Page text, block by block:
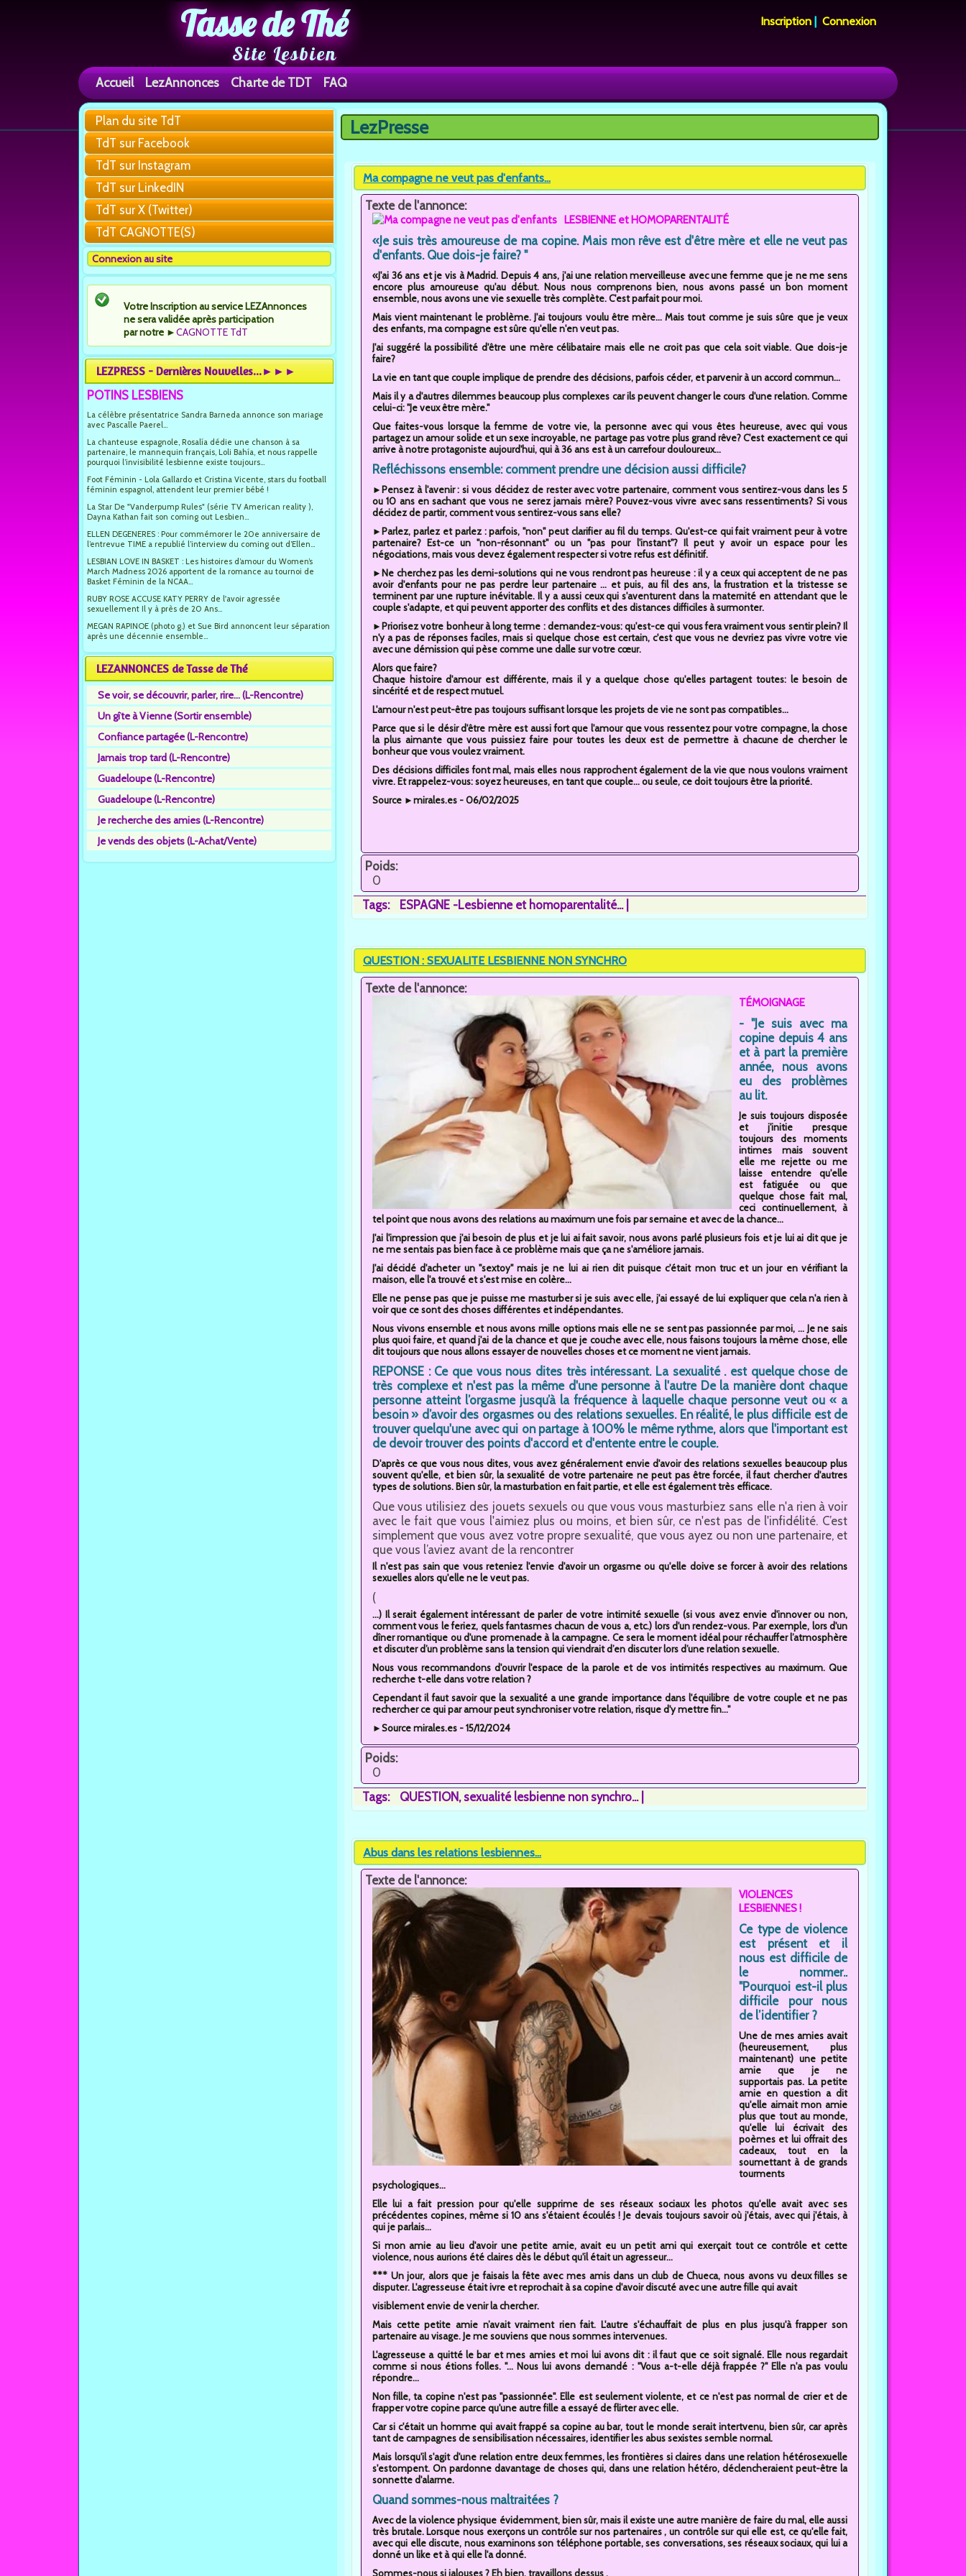
Tasse de Thé
Site Lesbien
Inscription |Connexion
Accueil LezAnnonces Charte de TDT FAQ
Plan du site TdT
TdT sur Facebook
TdT sur Instagram
TdT sur LinkedIN
TdT sur X (Twitter)
TdT CAGNOTTE(S)
Connexion au site
Votre Inscription au service LEZAnnonces
ne sera validée après participation
par notre ►CAGNOTTE TdT
LEZPRESS - Dernières Nouvelles...►►►
POTINS LESBIENS
La célèbre présentatrice Sandra Barneda annonce son mariage
avec Pascalle Paerel...
La chanteuse espagnole, Rosalía dédie une chanson à sa
partenaire, le mannequin français, Loli Bahía, et nous rappelle
pourquoi l’invisibilité lesbienne existe toujours...
Foot Féminin - Lola Gallardo et Cristina Vicente, stars du football
féminin espagnol, attendent leur premier bébé !
La Star De "Vanderpump Rules" (série TV American reality ),
Dayna Kathan fait son coming out Lesbien...
ELLEN DEGENERES : Pour commémorer le 20e anniversaire de
l’entrevue TIME a republié l’interview du coming out d’Ellen...
LESBIAN LOVE IN BASKET : Les histoires d’amour du Women’s
March Madness 2026 apportent de la romance au tournoi de
Basket Féminin de la NCAA...
RUBY ROSE ACCUSE KATY PERRY de l'avoir agressée
sexuellement Il y à près de 20 Ans...
MEGAN RAPINOE (photo g.) et Sue Bird annoncent leur séparation
après une décennie ensemble...
LEZANNONCES de Tasse de Thé
Se voir, se découvrir, parler, rire... (L-Rencontre)
Un gîte à Vienne (Sortir ensemble)
Confiance partagée (L-Rencontre)
Jamais trop tard (L-Rencontre)
Guadeloupe (L-Rencontre)
Guadeloupe (L-Rencontre)
Je recherche des amies (L-Rencontre)
Je vends des objets (L-Achat/Vente)
Vous êtes ici
LezPresse
Ma compagne ne veut pas d'enfants...
Texte de l'annonce:
LESBIENNE et HOMOPARENTALITÉ
«Je suis très amoureuse de ma copine. Mais mon rêve est d'être mère et elle ne veut pas
d'enfants. Que dois-je faire? "
«J'ai 36 ans et je vis à Madrid. Depuis 4 ans, j'ai une relation merveilleuse avec une femme que je ne me sens
encore plus amoureuse qu'au début. Nous nous comprenons bien, nous avons passé un bon moment
ensemble, nous avons une vie sexuelle très complète. C'est parfait pour moi.
Mais vient maintenant le problème. J'ai toujours voulu être mère... Mais tout comme je suis sûre que je veux
des enfants, ma compagne est sûre qu'elle n'en veut pas.
J'ai suggéré la possibilité d'être une mère célibataire mais elle ne croit pas que cela soit viable. Que dois-je
faire?
La vie en tant que couple implique de prendre des décisions, parfois céder, et parvenir à un accord commun...
Mais il y a d'autres dilemmes beaucoup plus complexes car ils peuvent changer le cours d'une relation. Comme
celui-ci: "Je veux être mère."
Que faites-vous lorsque la femme de votre vie, la personne avec qui vous êtes heureuse, avec qui vous
partagez un amour solide et un sexe incroyable, ne partage pas votre plus grand rêve? C'est exactement ce qui
arrive à notre protagoniste aujourd'hui, qui à 36 ans est à un carrefour douloureux...
Refléchissons ensemble: comment prendre une décision aussi difficile?
►Pensez à l'avenir : si vous décidez de rester avec votre partenaire, comment vous sentirez-vous dans les 5
ou 10 ans en sachant que vous ne serez jamais mère? Pouvez-vous vivre avec sans ressentiments? Si vous
décidez de partir, comment vous sentirez-vous sans elle?
►Parlez, parlez et parlez : parfois, "non" peut clarifier au fil du temps. Qu'est-ce qui fait vraiment peur à votre
partenaire? Est-ce un "non-résonnant" ou un "pas pour l'instant"? Il peut y avoir un espace pour les
négociations, mais vous devez également respecter si votre refus est définitif.
►Ne cherchez pas les demi-solutions qui ne vous rendront pas heureuse : il y a ceux qui acceptent de ne pas
avoir d'enfants pour ne pas perdre leur partenaire ... et puis, au fil des ans, la frustration et la tristesse se
terminent par une rupture inévitable. Il y a aussi ceux qui s'aventurent dans la maternité en attendant que le
couple s'adapte, et qui peuvent apporter des conflits et des distances difficiles à surmonter.
►Priorisez votre bonheur à long terme : demandez-vous: qu'est-ce qui vous fera vraiment vous sentir plein? Il
n'y a pas de réponses faciles, mais si quelque chose est certain, c'est que vous ne devriez pas vivre votre vie
avec une démission qui pèse comme une dalle sur votre cœur.
Alors que faire?
Chaque histoire d'amour est différente, mais il y a quelque chose qu'elles partagent toutes: le besoin de
sincérité et de respect mutuel.
L'amour n'est peut-être pas toujours suffisant lorsque les projets de vie ne sont pas compatibles...
Parce que si le désir d'être mère est aussi fort que l'amour que vous ressentez pour votre compagne, la chose
la plus aimante que vous puissiez faire pour toutes les deux est de permettre à chacune de chercher le
bonheur que vous voulez vraiment.
Des décisions difficiles font mal, mais elles nous rapprochent également de la vie que nous voulons vraiment
vivre. Et rappelez-vous: soyez heureuses, en tant que couple... ou seule, ce doit toujours être la priorité.
Source ►mirales.es - 06/02/2025
Poids:
0
Tags:
ESPAGNE -Lesbienne et homoparentalité...
QUESTION : SEXUALITE LESBIENNE NON SYNCHRO
Texte de l'annonce:
TÉMOIGNAGE
- "Je suis avec ma
copine depuis 4 ans
et à part la première
année, nous avons
eu des problèmes
au lit.
Je suis toujours disposée
et j'initie presque
toujours des moments
intimes mais souvent
elle me rejette ou me
laisse entendre qu'elle
est fatiguée ou que
quelque chose fait mal,
ceci continuellement, à
tel point que nous avons des relations au maximum une fois par semaine et avec de la chance...
J'ai l'impression que j'ai besoin de plus et je lui ai fait savoir, nous avons parlé plusieurs fois et je lui ai dit que je
ne me sentais pas bien face à ce problème mais que ça ne s'améliore jamais.
J'ai décidé d'acheter un "sextoy" mais je ne lui ai rien dit puisque c'était mon truc et un jour en vérifiant la
maison, elle l'a trouvé et s'est mise en colère...
Elle ne pense pas que je puisse me masturber si je suis avec elle, j'ai essayé de lui expliquer que cela n'a rien à
voir que ce sont des choses différentes et indépendantes.
Nous vivons ensemble et nous avons mille options mais elle ne se sent pas passionnée par moi, ... Je ne sais
plus quoi faire, et quand j'ai de la chance et que je couche avec elle, nous faisons toujours la même chose, elle
dit toujours que nous allons essayer de nouvelles choses et ce moment ne vient jamais.
REPONSE : Ce que vous nous dites très intéressant. La sexualité . est quelque chose de
très complexe et n'est pas la même d'une personne à l'autre De la manière dont chaque
personne atteint l’orgasme jusqu’à la fréquence à laquelle chaque personne veut ou « a
besoin » d’avoir des orgasmes ou des relations sexuelles. En réalité, le plus difficile est de
trouver quelqu'une avec qui on partage à 100% le même rythme, alors que l'important est
de devoir trouver des points d'accord et d'entente entre le couple.
D'après ce que vous nous dites, vous avez généralement envie d'avoir des relations sexuelles beaucoup plus
souvent qu'elle, et bien sûr, la sexualité de votre partenaire ne peut pas être forcée, il faut chercher d'autres
types de solutions. Bien sûr, la masturbation en fait partie, et elle est également très efficace.
Que vous utilisiez des jouets sexuels ou que vous vous masturbiez sans elle n'a rien à voir
avec le fait que vous l'aimiez plus ou moins, et bien sûr, ce n'est pas de l'infidélité. C’est
simplement que vous avez votre propre sexualité, que vous ayez ou non une partenaire, et
que vous l’aviez avant de la rencontrer
Il n'est pas sain que vous reteniez l'envie d'avoir un orgasme ou qu'elle doive se forcer à avoir des relations
sexuelles alors qu'elle ne le veut pas.
(
...) Il serait également intéressant de parler de votre intimité sexuelle (si vous avez envie d'innover ou non,
comment vous le feriez, quels fantasmes chacun de vous a, etc.) lors d'un rendez-vous. Par exemple, lors d'un
dîner romantique ou d'une promenade à la campagne. Ce sera le moment idéal pour réchauffer l’atmosphère
et discuter d’un problème sans la tension qui viendrait d’en discuter lors d’une relation sexuelle.
Nous vous recommandons d'ouvrir l'espace de la parole et de vos intimités respectives au maximum. Que
recherche t-elle dans votre relation ?
Cependant il faut savoir que la sexualité a une grande importance dans l'équilibre de votre couple et ne pas
rechercher ce qui par amour peut synchroniser votre relation, risque d'y mettre fin..."
►Source mirales.es - 15/12/2024
Poids:
0
Tags:
QUESTION sexualité lesbienne non synchro...
Abus dans les relations lesbiennes...
Texte de l'annonce:
VIOLENCES
LESBIENNES !
Ce type de violence
est présent et il
nous est difficile de
le nommer..
"Pourquoi est-il plus
difficile pour nous
de l’identifier ?
Une de mes amies avait
(heureusement, plus
maintenant) une petite
amie que je ne
supportais pas. La petite
amie en question a dit
qu'elle aimait mon amie
plus que tout au monde,
qu'elle lui écrivait des
poèmes et lui offrait des
cadeaux, tout en la
soumettant à de grands
tourments
psychologiques...
Elle lui a fait pression pour qu'elle supprime de ses réseaux sociaux les photos qu'elle avait avec ses
précédentes copines, même si 10 ans s'étaient écoulés ! Je devais toujours savoir où j'étais, avec qui j'étais, à
qui je parlais...
Si mon amie au lieu d'avoir une petite amie, avait eu un petit ami qui exerçait tout ce contrôle et cette
violence, nous aurions été claires dès le début qu'il était un agresseur...
*** Un jour, alors que je faisais la fête avec mes amis dans un club de Chueca, nous avons vu deux filles se
disputer. L'agresseuse était ivre et reprochait à sa copine d'avoir discuté avec une autre fille qui avait
visiblement envie de venir la chercher.
Mais cette petite amie n’avait vraiment rien fait. L'autre s'échauffait de plus en plus jusqu'à frapper son
partenaire au visage. Je me souviens que nous sommes intervenues.
L'agresseuse a quitté le bar et mes amies et moi lui avons dit : il faut que ce soit signalé. Elle nous regardait
comme si nous étions folles. "... Nous lui avons demandé : "Vous a-t-elle déjà frappée ?" Elle n'a pas voulu
répondre...
Non fille, ta copine n'est pas "passionnée". Elle est seulement violente, et ce n'est pas normal de crier et de
frapper votre copine parce qu'une autre fille a essayé de flirter avec elle.
Car si c'était un homme qui avait frappé sa copine au bar, tout le monde serait intertvenu, bien sûr, car après
tant de campagnes de sensibilisation nécessaires, identifier les abus sexistes semble normal.
Mais lorsqu'il s'agit d'une relation entre deux femmes, les frontières si claires dans une relation hétérosexuelle
s'estompent. On pardonne davantage de choses qui, dans une relation hétéro, déclencheraient peut-être la
sonnette d'alarme.
Quand sommes-nous maltraitées ?
Avec de la violence physique évidemment, bien sûr, mais il existe une autre manière de faire du mal, elle aussi
très brutale. Lorsque nous exerçons un contrôle sur nos partenaires , un contrôle sur qui elle est, ce qu'elle fait,
avec qui elle discute, nous examinons son téléphone portable, ses conversations, ses réseaux sociaux, qui lui a
donné un like et à qui elle l'a donné.
Sommes-nous si jalouses ? Eh bien, travaillons dessus .